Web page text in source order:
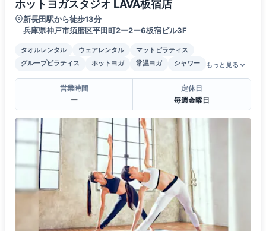
ホットヨガスタジオ LAVA板宿店
新長田駅から徒歩13分
兵庫県神戸市須磨区平田町2ー2ー6板宿ビル3F
タオルレンタル ウェアレンタル
マットピラティス
グループピラティス
ホットヨガ 常温ヨガ シャワー もっと見る
営業時間
ー
定休日
毎週金曜日